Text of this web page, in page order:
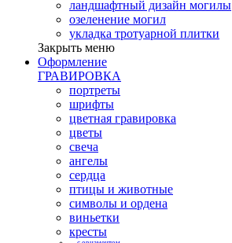
ландшафтный дизайн могилы
озеленение могил
укладка тротуарной плитки
Закрыть меню
Оформление
ГРАВИРОВКА
портреты
шрифты
цветная гравировка
цветы
свеча
ангелы
сердца
птицы и животные
символы и ордена
виньетки
кресты